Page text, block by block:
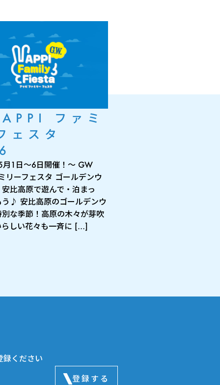
ファミ
ェスタ
1日～6日開催！～ GW
リーフェスタ ゴールデンウ
比高原で遊んで・泊まっ
う♪ 安比高原のゴールデンウ
な季節！高原の木々が芽吹
らしい花々も一斉に […]
録ください
登録する